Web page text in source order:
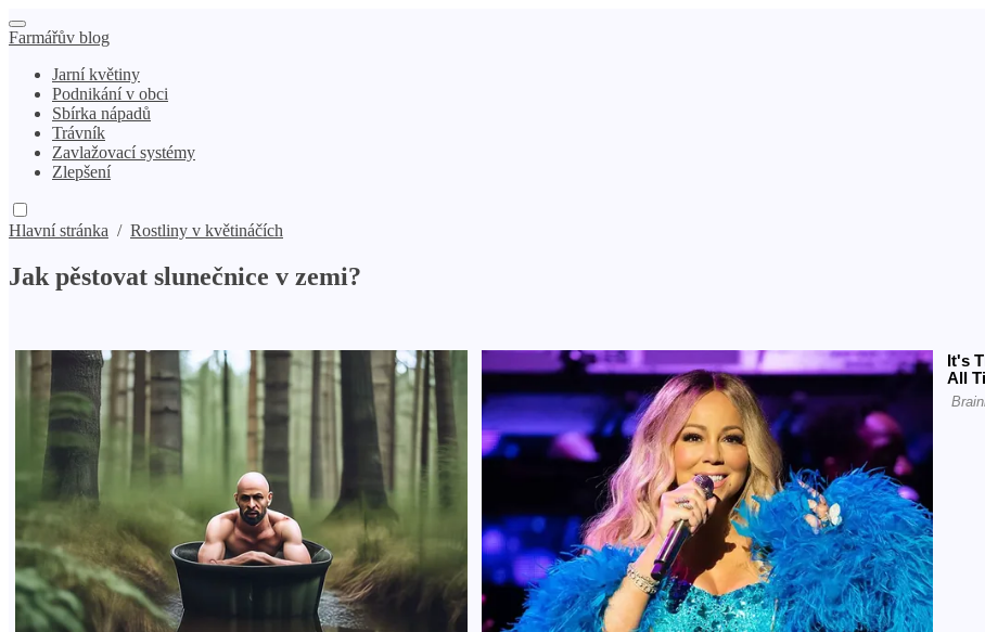
Farmářův blog
Jarní květiny
Podnikání v obci
Sbírka nápadů
Trávník
Zavlažovací systémy
Zlepšení
Hlavní stránka / Rostliny v květináčích
Jak pěstovat slunečnice v zemi?